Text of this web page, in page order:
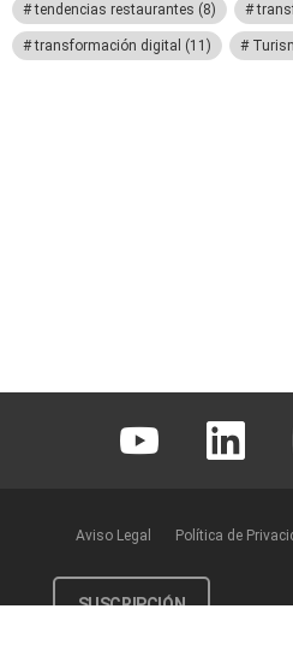
tendencias restaurantes (8)
transformación digital (11)
Youtube Linkedin
Aviso Legal Política de
SUSCRIPCIÓN